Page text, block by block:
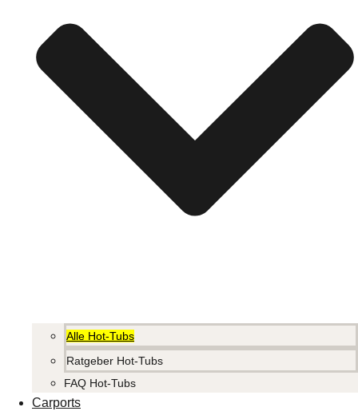
Alle Hot-Tubs
Ratgeber Hot-Tubs
FAQ Hot-Tubs
Carports